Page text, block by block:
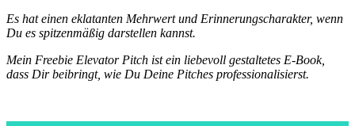
Es hat einen eklatanten Mehrwert und Erinnerungscharakter, wenn
Du es spitzenmäßig darstellen kannst.
Mein Freebie Elevator Pitch ist ein liebevoll gestaltetes E-Book,
dass Dir beibringt, wie Du Deine Pitches professionalisierst.